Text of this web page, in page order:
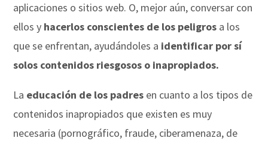
aplicaciones o sitios web. O, mejor aún, conversar con
ellos y hacerlos conscientes de los peligros a los
que se enfrentan, ayudándoles a identificar por sí
solos contenidos riesgosos o inapropiados.
La educación de los padres en cuanto a los tipos de
contenidos inapropiados que existen es muy
necesaria (pornográfico, fraude, ciberamenaza, de